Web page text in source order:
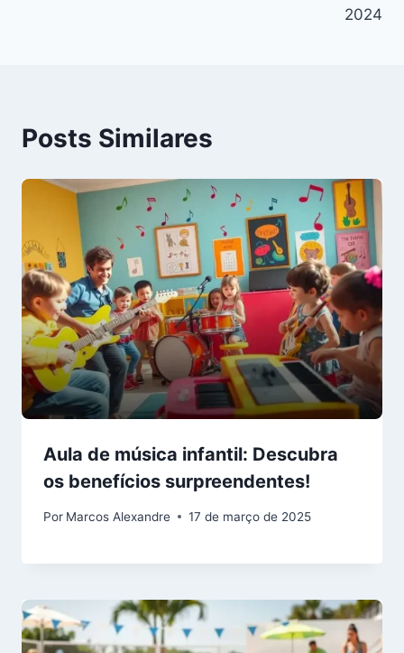
2024
Posts Similares
Aula de música infantil: Descubra
os benefícios surpreendentes!
Por Marcos Alexandre 17 de março de 2025